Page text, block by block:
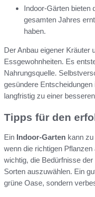
Indoor-Gärten bieten
gesamten Jahres
haben.
Der Anbau eigener Kräuter
Essgewohnheiten. Es
Nahrungsquelle.
gesündere
langfristig zu einer
Tipps für den
Ein Indoor-Garten kann
wenn die richtigen
wichtig, die Bedürfnisse
Sorten auszuwählen. Ein
grüne Oase, sondern